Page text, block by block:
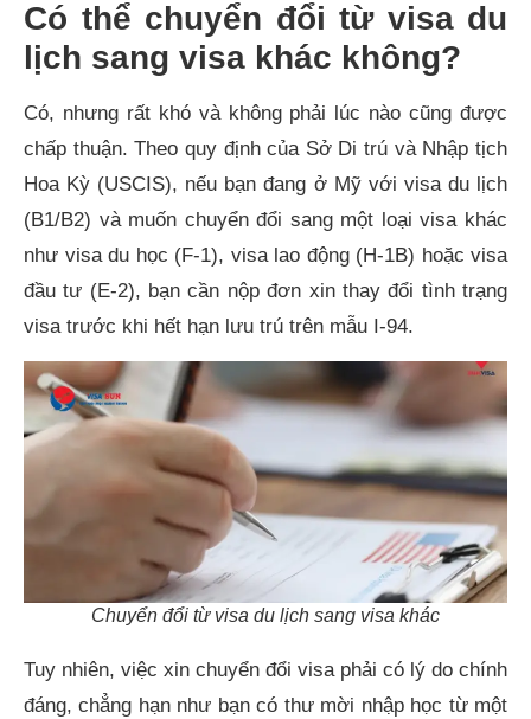
Có thể chuyển đổi từ visa du
lịch sang visa khác không?
Có, nhưng rất khó và không phải lúc nào cũng được
chấp thuận. Theo quy định của Sở Di trú và Nhập tịch
Hoa Kỳ (USCIS), nếu bạn đang ở Mỹ với visa du lịch
(B1/B2) và muốn chuyển đổi sang một loại visa khác
như visa du học (F-1), visa lao động (H-1B) hoặc visa
đầu tư (E-2), bạn cần nộp đơn xin thay đổi tình trạng
visa trước khi hết hạn lưu trú trên mẫu I-94.
Chuyển đổi từ visa du lịch sang visa khác
Tuy nhiên, việc xin chuyển đổi visa phải có lý do chính
đáng, chẳng hạn như bạn có thư mời nhập học từ một